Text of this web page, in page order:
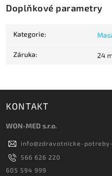
Doplňkové parametry
Kategorie:
Záruka: 24
KONTAKT
WON-MED s.r.o.
info@zdravotnicke-
566 626 220
605 594 999